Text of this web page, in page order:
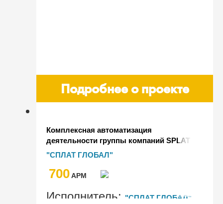
Подробнее о проекте
Комплексная автоматизация
деятельности группы компаний SPLAT
на базе "1С:ERP",
Логистика. Управление складом",
"СПЛАТ ГЛОБАЛ"
700AРМ
Исполнитель: "СПЛАТ ГЛОБАЛ"